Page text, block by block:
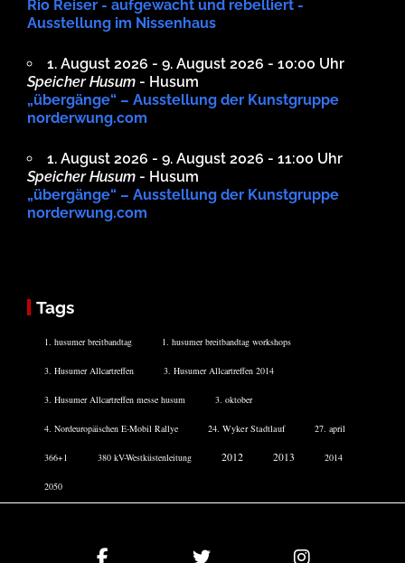
Rio Reiser - aufgewacht und rebelliert -
Ausstellung im Nissenhaus
1. August 2026 - 9. August 2026 - 10:00 Uhr
Speicher Husum - Husum
„übergänge“ – Ausstellung der Kunstgruppe
norderwung.com
1. August 2026 - 9. August 2026 - 11:00 Uhr
Speicher Husum - Husum
„übergänge“ – Ausstellung der Kunstgruppe
norderwung.com
Tags
1. husumer breitbandtag 1. husumer breitbandtag workshops
3. Husumer Allcartreffen 3. Husumer Allcartreffen 2014
3. Husumer Allcartreffen messe husum 3. oktober
4. Nordeuropäischen E-Mobil Rallye 24. Wyker Stadtlauf 27. april
366+1 380 kV-Westküstenleitung 2012 2013 2014
2050